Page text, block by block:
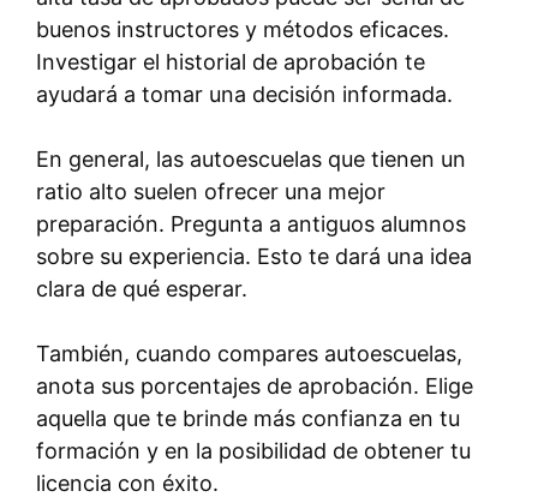
buenos instructores y métodos eficaces.
Investigar el historial de aprobación te
ayudará a tomar una decisión informada.
En general, las autoescuelas que tienen un
ratio alto suelen ofrecer una mejor
preparación. Pregunta a antiguos alumnos
sobre su experiencia. Esto te dará una idea
clara de qué esperar.
También, cuando compares autoescuelas,
anota sus porcentajes de aprobación. Elige
aquella que te brinde más confianza en tu
formación y en la posibilidad de obtener tu
licencia con éxito.